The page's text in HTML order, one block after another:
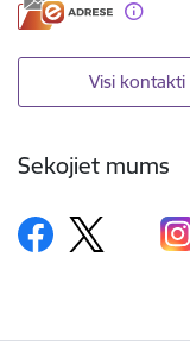
Visi kontakti
Sekojiet mums